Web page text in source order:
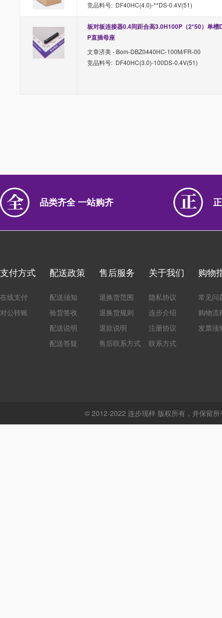
竞品料号: DF40HC(4.0)-**DS-0.4V(51)
板对板连接器0.4间距合高3.0H100P（2*50）单槽
P直插母座
文章济美 - Bom-DBZ0440HC-100M/FR-00
竞品料号: DF40HC(3.0)-100DS-0.4V(51)
品类齐全 一站购齐
支付方式
在线支付
对公转账
配送政策
配送须知
验货签收
配送说明
配送答疑
售后服务
退换货范围
退换货规则
退款说明
售后联系方式
关于我们
隐私协议
连步介绍
注册协议
联系方式
购物
常见问
购物流
发票须
© 2012-2022 连步现样 版权所有，并保留